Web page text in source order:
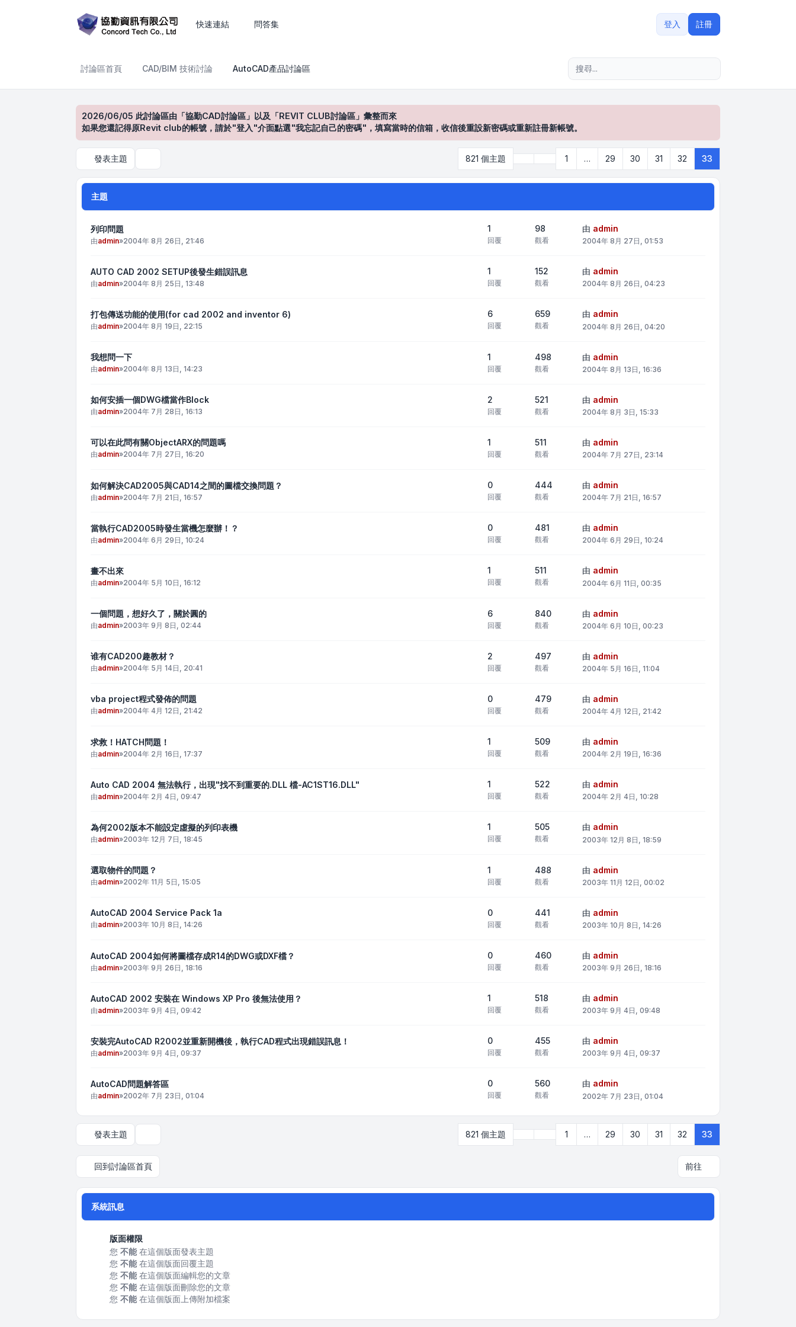
快速連結 問答集 登入 註冊
討論區首頁 CAD/BIM 技術討論 AutoCAD產品討論區
2026/06/05 此討論區由「協勤CAD討論區」以及「REVIT CLUB討論區」彙整而來
如果您還記得原Revit club的帳號，請於"登入"介面點選"我忘記自己的密碼"，填寫當時的信箱，收信後重設新密碼或重新註冊新帳號。
發表主題 821 個主題 第33頁 (共 頁)
上一頁1 … 29 30 31 32 33
主題
列印問題
由admin»2004年 8月 26日, 21:46
1
回覆
98
觀看
由 admin
2004年 8月 27日, 01:53
AUTO CAD 2002 SETUP後發生錯誤訊息
由admin»2004年 8月 25日, 13:48
1
回覆
152
觀看
由 admin
2004年 8月 26日, 04:23
打包傳送功能的使用(for cad 2002 and inventor 6)
由admin»2004年 8月 19日, 22:15
6
回覆
659
觀看
由 admin
2004年 8月 26日, 04:20
我想問一下
由admin»2004年 8月 13日, 14:23
1
回覆
498
觀看
由 admin
2004年 8月 13日, 16:36
如何安插一個DWG檔當作Block
由admin»2004年 7月 28日, 16:13
2
回覆
521
觀看
由 admin
2004年 8月 3日, 15:33
可以在此問有關ObjectARX的問題嗎
由admin»2004年 7月 27日, 16:20
1
回覆
511
觀看
由 admin
2004年 7月 27日, 23:14
如何解決CAD2005與CAD14之間的圖檔交換問題？
由admin»2004年 7月 21日, 16:57
0
回覆
444
觀看
由 admin
2004年 7月 21日, 16:57
當執行CAD2005時發生當機怎麼辦！？
由admin»2004年 6月 29日, 10:24
0
回覆
481
觀看
由 admin
2004年 6月 29日, 10:24
畫不出來
由admin»2004年 5月 10日, 16:12
1
回覆
511
觀看
由 admin
2004年 6月 11日, 00:35
一個問題，想好久了，關於圓的
由admin»2003年 9月 8日, 02:44
6
回覆
840
觀看
由 admin
2004年 6月 10日, 00:23
谁有CAD200趣教材？
由admin»2004年 5月 14日, 20:41
2
回覆
497
觀看
由 admin
2004年 5月 16日, 11:04
vba project程式發佈的問題
由admin»2004年 4月 12日, 21:42
0
回覆
479
觀看
由 admin
2004年 4月 12日, 21:42
求救！HATCH問題！
由admin»2004年 2月 16日, 17:37
1
回覆
509
觀看
由 admin
2004年 2月 19日, 16:36
Auto CAD 2004 無法執行，出現"找不到重要的.DLL 檔-AC1ST16.DLL"
由admin»2004年 2月 4日, 09:47
1
回覆
522
觀看
由 admin
2004年 2月 4日, 10:28
為何2002版本不能設定虛擬的列印表機
由admin»2003年 12月 7日, 18:45
1
回覆
505
觀看
由 admin
2003年 12月 8日, 18:59
選取物件的問題？
由admin»2002年 11月 5日, 15:05
1
回覆
488
觀看
由 admin
2003年 11月 12日, 00:02
AutoCAD 2004 Service Pack 1a
由admin»2003年 10月 8日, 14:26
0
回覆
441
觀看
由 admin
2003年 10月 8日, 14:26
AutoCAD 2004如何將圖檔存成R14的DWG或DXF檔？
由admin»2003年 9月 26日, 18:16
0
回覆
460
觀看
由 admin
2003年 9月 26日, 18:16
AutoCAD 2002 安裝在 Windows XP Pro 後無法使用？
由admin»2003年 9月 4日, 09:42
1
回覆
518
觀看
由 admin
2003年 9月 4日, 09:48
安裝完AutoCAD R2002並重新開機後，執行CAD程式出現錯誤訊息！
由admin»2003年 9月 4日, 09:37
0
回覆
455
觀看
由 admin
2003年 9月 4日, 09:37
AutoCAD問題解答區
由admin»2002年 7月 23日, 01:04
0
回覆
560
觀看
由 admin
2002年 7月 23日, 01:04
發表主題 821 個主題 第33頁 (共 頁)
上一頁1 … 29 30 31 32 33
回到討論區首頁 前往
系統訊息
版面權限
您 不能在這個版面發表主題
您 不能在這個版面回覆主題
您 不能在這個版面編輯您的文章
您 不能在這個版面刪除您的文章
您 不能在這個版面上傳附加檔案